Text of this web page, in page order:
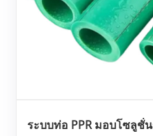
ระบบท่อ PPR มอบโซลูชั่